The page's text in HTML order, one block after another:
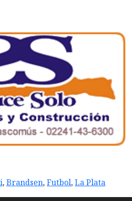
,Brandsen,Futbol,La Plata